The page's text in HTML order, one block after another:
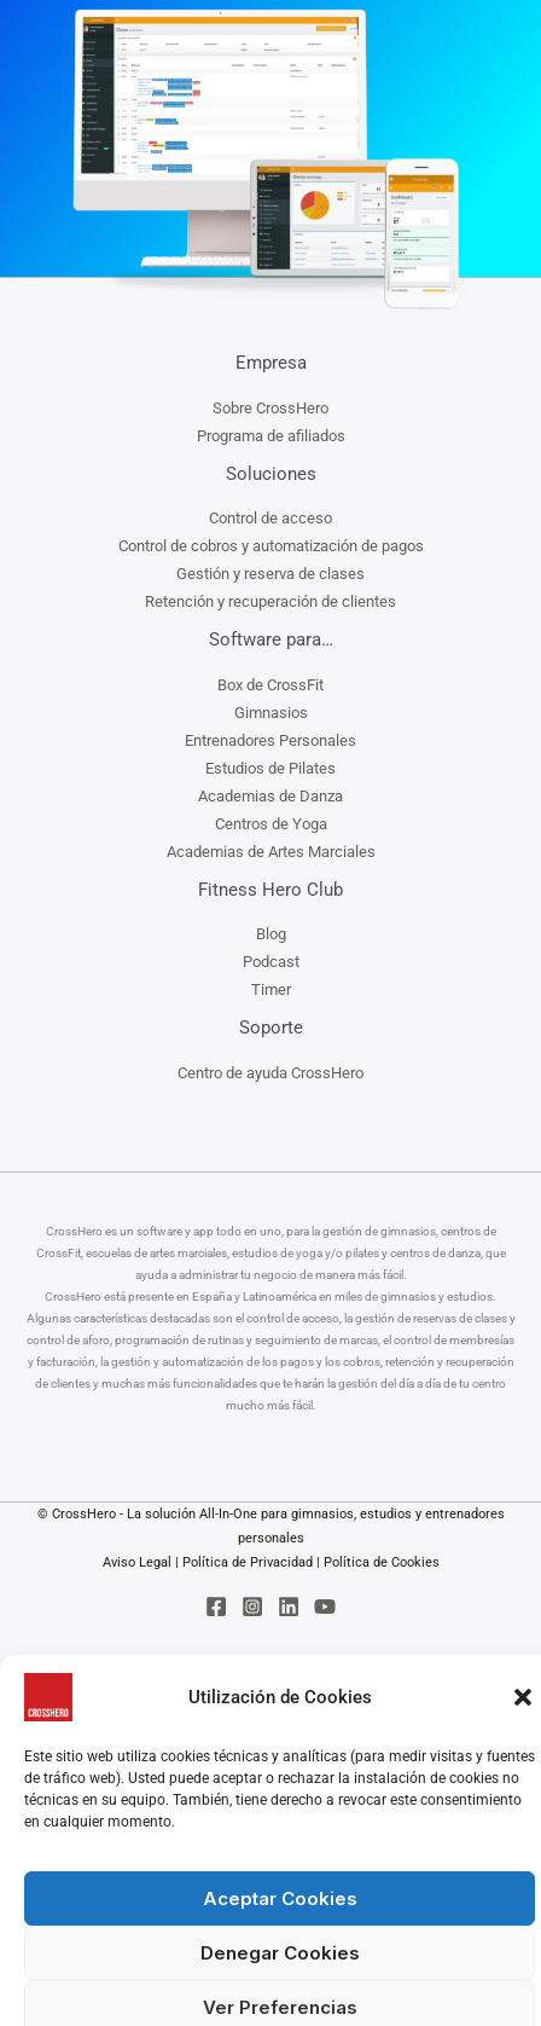
Utilización de Cookies
Este sitio web utiliza cookies técnicas y analíticas (para medir visitas y fuentes
de tráfico web). Usted puede aceptar o rechazar la instalación de cookies no
técnicas en su equipo. También, tiene derecho a revocar este consentimiento
en cualquier momento.
Aceptar Cookies
Denegar Cookies
Ver Preferencias
Empresa
Sobre CrossHero
Programa de afiliados
Soluciones
Control de acceso
Control de cobros y automatización de pagos
Gestión y reserva de clases
Retención y recuperación de clientes
Software para…
Box de CrossFit
Gimnasios
Entrenadores Personales
Estudios de Pilates
Academias de Danza
Centros de Yoga
Academias de Artes Marciales
Fitness Hero Club
Blog
Podcast
Timer
Soporte
Centro de ayuda CrossHero
CrossHero es un software y app todo en uno, para la gestión de gimnasios, centros de
CrossFit, escuelas de artes marciales, estudios de yoga y/o pilates y centros de danza, que
ayuda a administrar tu negocio de manera más fácil.
CrossHero está presente en España y Latinoamérica en miles de gimnasios y estudios.
Algunas características destacadas son el control de acceso, la gestión de reservas de clases y
control de aforo, programación de rutinas y seguimiento de marcas, el control de membresías
y facturación, la gestión y automatización de los pagos y los cobros, retención y recuperación
de clientes y muchas más funcionalidades que te harán la gestión del día a día de tu centro
mucho más fácil.
© CrossHero - La solución All-In-One para gimnasios, estudios y entrenadores
personales
Aviso Legal | Política de Privacidad | Política de Cookies